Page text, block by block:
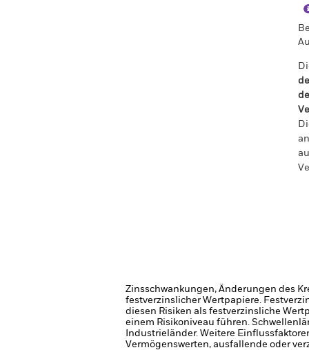
Zinsschwankungen, Änderungen des
festverzinslicher Wertpapiere.
diesen Risiken als festverzinsliche
einem Risikoniveau führen.
Industrieländer. Weitere
Vermögenswerten, ausfallende oder